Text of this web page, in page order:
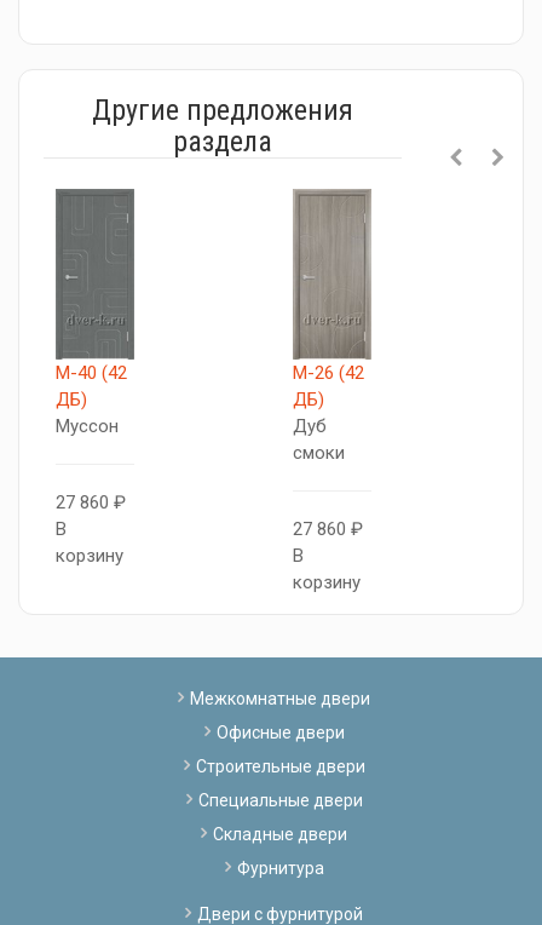
Другие предложения
раздела
М-40 (42
ДБ)
Муссон
27 860 ₽
В
корзину
М-26 (42
ДБ)
Дуб
смоки
27 860 ₽
В
корзину
Межкомнатные двери
Офисные двери
Строительные двери
Специальные двери
Складные двери
Фурнитура
Двери с фурнитурой